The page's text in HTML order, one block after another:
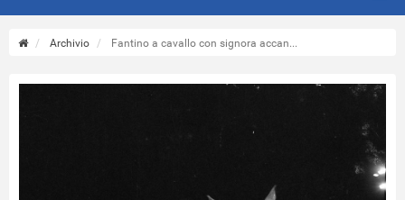
Archivio Fantino a cavallo con signora accan...